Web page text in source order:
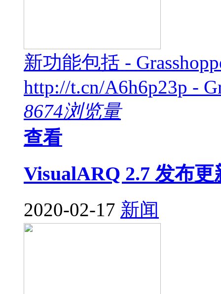
新功能包括 -
http://t.cn/A6h6p23p -
8674浏览量
查看
VisualARQ 2.7 发布更
2020-02-17 新闻